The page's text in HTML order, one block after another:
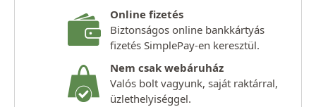
Online fizetés
Biztonságos online bankkártyás
fizetés SimplePay-en keresztül.
Nem csak webáruház
Valós bolt vagyunk, saját raktárral,
üzlethelyiséggel.